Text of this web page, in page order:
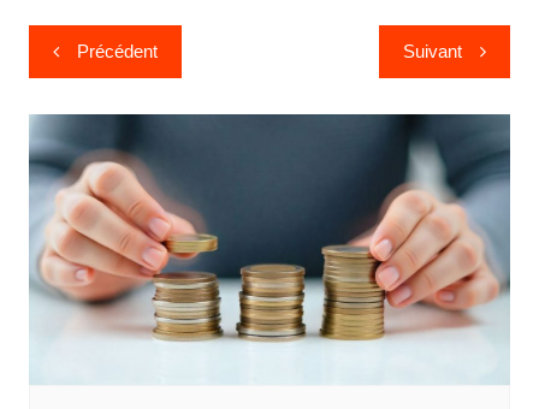
Navigation
de
l’article
Précédent Suivant